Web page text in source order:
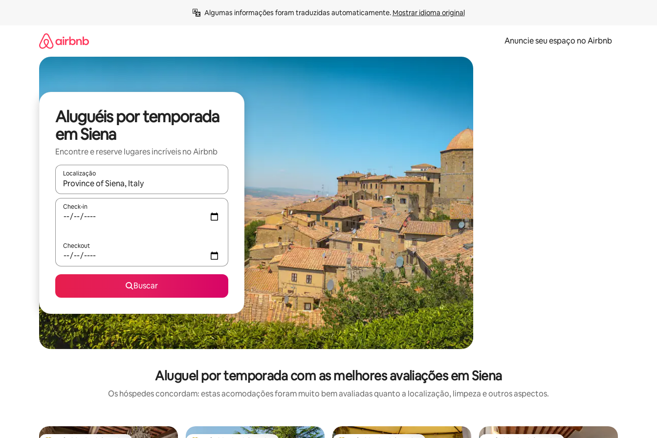
Algumas informações foram traduzidas automaticamente. Mostrar idioma original
Anuncie seu espaço no Airbnb
Aluguéis por temporada
em Siena
Encontre e reserve lugares incríveis no Airbnb
Localização
Quando os resultados estiverem disponíveis, explore-os usando as seta para cima e para baixo do teclado ou tocando e deslizando o dedo na tela.
Check-in
Checkout
Buscar
Aluguel por temporada com as melhores avaliações em Siena
Os hóspedes concordam: estas acomodações foram muito bem avaliadas quanto a localização, limpeza e outros aspectos.